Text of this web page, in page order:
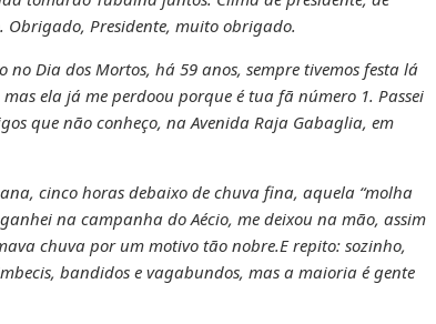
Presidente, muito obrigado.
Dia dos Mortos, há 59 anos, sempre tivemos festa lá
ela já me perdoou porque é tua fã número 1. Passei
que não conheço, na Avenida Raja Gabaglia, em
cinco horas debaixo de chuva fina, aquela “molha
na campanha do Aécio, me deixou na mão, assim
chuva por um motivo tão nobre.E repito: sozinho,
bandidos e vagabundos, mas a maioria é gente